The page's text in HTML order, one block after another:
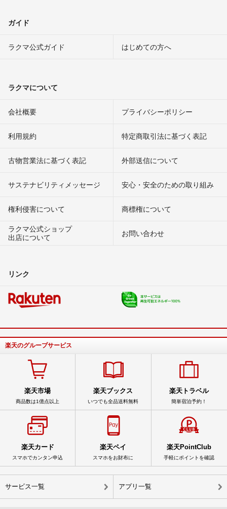
ガイド
ラクマ公式ガイド はじめての方へ
ラクマについて
会社概要 プライバシーポリシー
利用規約 特定商取引法に基づく表記
古物営業法に基づく表記 外部送信について
サステナビリティメッセージ 安心・安全のための取り組み
権利侵害について
商標権について
ラクマ公式ショップ
出店について
お問い合わせ
リンク
楽天のグループサービス
楽天市場
商品数は1億点以上
楽天ブックス
いつでも全品送料無料
楽天トラベル
簡単宿泊予約！
楽天カード
スマホでカンタン申込
楽天ペイ
スマホをお財布に
楽天PointClub
手軽にポイントを確認
サービス一覧 アプリ一覧